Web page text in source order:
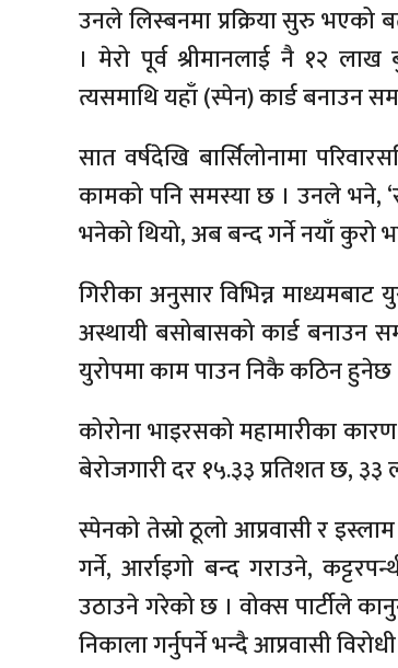
उनले लिस्बनमा प्रक्रिया सुरु भएको
। मेरो पूर्व श्रीमानलाई नै १२
त्यसमाथि यहाँ (स्पेन) कार्ड बनाउन
सात वर्षदेखि बार्सिलोनामा
कामको पनि समस्या छ । उनले भने,
भनेको थियो, अब बन्द गर्ने नयाँ कुरो
गिरीका अनुसार विभिन्न
अस्थायी बसोबासको कार्ड बनाउन
युरोपमा काम पाउन निकै कठिन हुनेछ
कोरोना भाइरसको महामारीका
बेरोजगारी दर १५.३३ प्रतिशत छ,
स्पेनको तेस्रो ठूलो आप्रवासी र
गर्ने, आर्राइगो बन्द गराउने,
उठाउने गरेको छ । वोक्स पार्टीले
निकाला गर्नुपर्ने भन्दै आप्रवासी